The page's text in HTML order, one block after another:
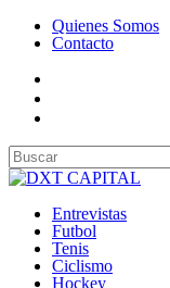
Quienes Somos
Contacto
Entrevistas
Futbol
Tenis
Ciclismo
Hockey